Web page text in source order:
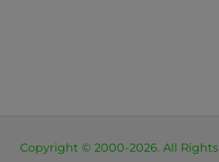
Copyright © 2000-2026. All Rights